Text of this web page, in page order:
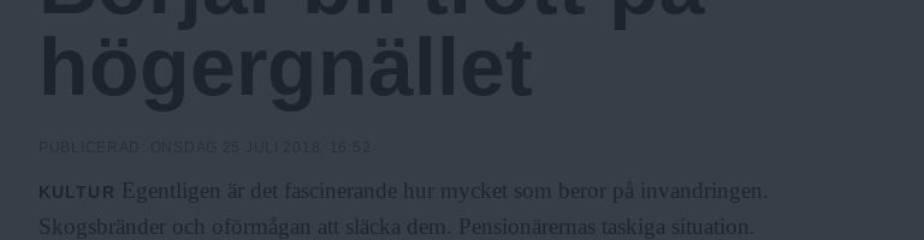
c
h
högergnället
KULTUR Egentligen är det fascinerande hur mycket som beror på invandringen.
Skogsbränder och oförmågan att släcka dem. Pensionärernas taskiga situation.